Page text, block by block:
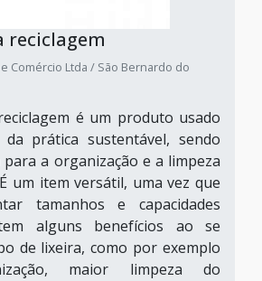
reciclagem
Comércio Ltda / São Bernardo do
é um produto usado
prática sustentável, sendo
a organização e a limpeza
um item versátil, uma vez que
tamanhos e capacidades
alguns benefícios ao se
de lixeira, como por exemplo
maior limpeza do